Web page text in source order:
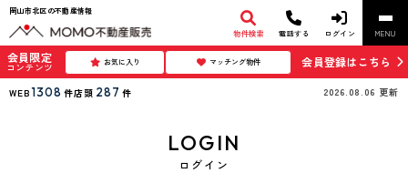
岡山市北区の不動産情報
物件検索 電話する ログイン MENU
会員限定
コンテンツ お気に入り マッチング物件 会員登録はこちら
WEB 1308 件店頭 287 件 2026.08.06 更新
LOGIN
ログイン